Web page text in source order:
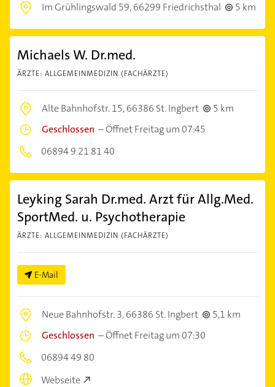
Im Grühlingswald 59,66299 Friedrichsthal 5 km
Michaels W. Dr.med.
ÄRZTE: ALLGEMEINMEDIZIN (FACHÄRZTE)
Alte Bahnhofstr. 15,66386 St. Ingbert
5 km
Geschlossen –Öffnet Freitag um 07:45
06894 9 21 81 40
Leyking Sarah Dr.med. Arzt für Allg.Med.
SportMed. u. Psychotherapie
ÄRZTE: ALLGEMEINMEDIZIN (FACHÄRZTE)
E-Mail
Neue Bahnhofstr. 3,66386 St. Ingbert
5,1 km
Geschlossen –Öffnet Freitag um 07:30
06894 49 80
Webseite